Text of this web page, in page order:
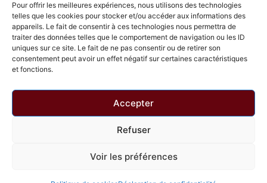
Pour offrir les meilleures expériences, nous utilisons des technologies
telles que les cookies pour stocker et/ou accéder aux informations des
appareils. Le fait de consentir à ces technologies nous permettra de
traiter des données telles que le comportement de navigation ou les ID
uniques sur ce site. Le fait de ne pas consentir ou de retirer son
consentement peut avoir un effet négatif sur certaines caractéristiques
et fonctions.
Accepter
Refuser
Voir les préférences
© 2026 - Télévision Régionale des Moulins. Tous droits réservés.